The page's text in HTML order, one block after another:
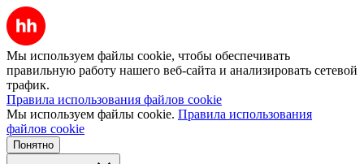
Мы используем файлы cookie, чтобы обеспечивать
правильную работу нашего веб-сайта и анализировать сетевой
трафик.
Правила использования файлов cookie
Мы используем файлы cookie. Правила использования
файлов cookie
Понятно